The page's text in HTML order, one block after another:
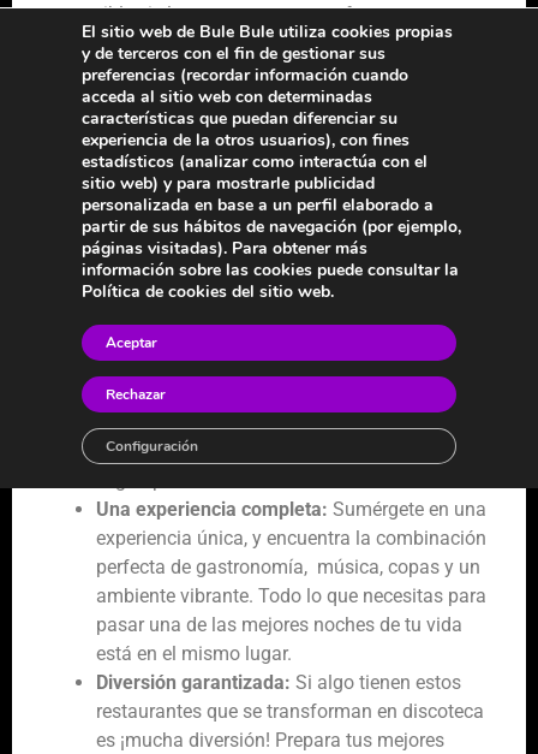
es posible si el restaurante se transforma en
discoteca, precisamente lo que te ofrecemos en
Bule Bule. Aunque con nosotros las sorpresas van
mucho más allá.
Pero, ¿por qué ir a un restaurante que luego es
discoteca? Te damos algunas razones para
hacerlo.
Comodidad:Sin duda, la comodidad es una
de las principales ventajas de cenar y salir de
pensar donde ir, adiós a ese tiempo
innecesario que se pierde entre ir de un lugar a
otro, adiós a tener que coger chaquetas,
bolsos y prepararse para marchar y adiós a
interrumpir la noche cuando sólo quieres
Una experiencia completa: Sumérgete en una
experiencia única, y encuentra la combinación
perfecta de gastronomía, música, copas y un
ambiente vibrante. Todo lo que necesitas para
pasar una de las mejores noches de tu vida
está en el mismo lugar.
Diversión garantizada: Si algo tienen estos
restaurantes que se transforman en discoteca
es ¡mucha diversión! Prepara tus mejores
El sitio web de Bule Bule utiliza cookies propias
y de terceros con el fin de gestionar sus
preferencias (recordar información cuando
acceda al sitio web con determinadas
características que puedan diferenciar su
experiencia de la otros usuarios), con fines
estadísticos (analizar como interactúa con el
sitio web) y para mostrarle publicidad
personalizada en base a un perfil elaborado a
partir de sus hábitos de navegación (por ejemplo,
páginas visitadas). Para obtener más
información sobre las cookies puede consultar la
Política de cookies del sitio web.
Aceptar
Rechazar
Configuración